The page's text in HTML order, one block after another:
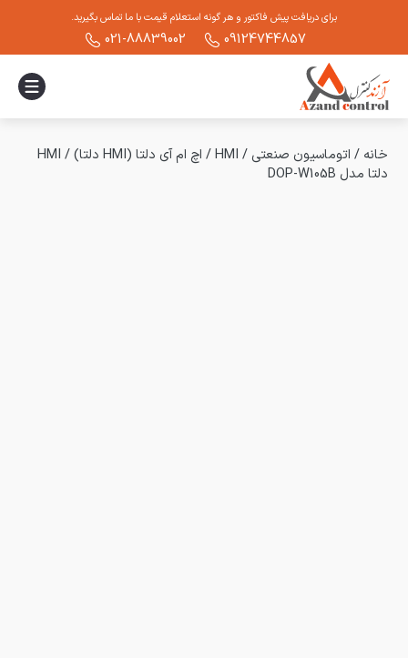
برای دریافت پیش فاکتور و هر گونه استعلام قیمت با ما تماس بگیرید.
09124744857
021-88839002
خانه / اتوماسیون صنعتی /
HMI
/ اچ ام آی دلتا (HMI دلتا) /
HMI
دلتا مدل DOP-W105B